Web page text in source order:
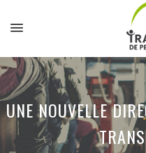
UNE NOUVELLE